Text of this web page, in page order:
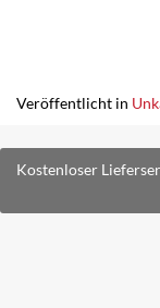
Veröffentlicht in
Kostenloser